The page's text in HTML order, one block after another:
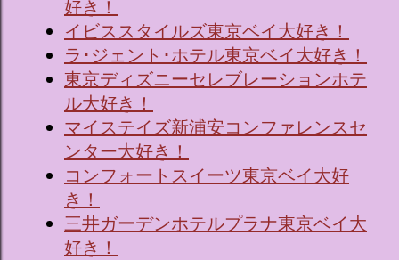
好き！
イビススタイルズ東京ベイ大好き！
ラ･ジェント･ホテル東京ベイ大好き！
東京ディズニーセレブレーションホテ
ル大好き！
マイステイズ新浦安コンファレンスセ
ンター大好き！
コンフォートスイーツ東京ベイ大好
き！
三井ガーデンホテルプラナ東京ベイ大
好き！